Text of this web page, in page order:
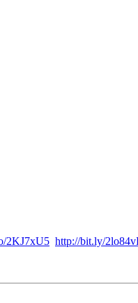
2KJ7xU5 http://bit.ly/